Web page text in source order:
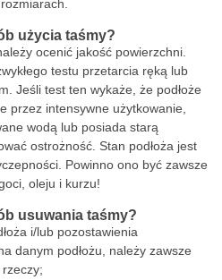
użycia taśmy?
ocenić jakość powierzchni.
testu przetarcia ręką lub
Jeśli test ten wykaże, że podłoże
przez intensywne użytkowanie,
wodą lub posiada starą
ostrożność. Stan podłoża jest
Powinno ono być zawsze
oleju i kurzu!
usuwania taśmy?
i/lub pozostawienia
danym podłożu, należy zawsze